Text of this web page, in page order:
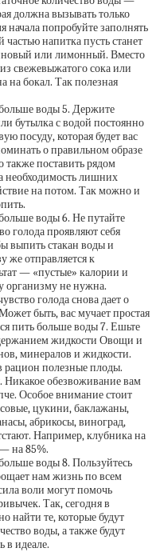
должна вызывать только
начала попробуйте заполнять
напитка пусть станет
или лимонный. Вместо
свежевыжатого сока или
на бокал. Так полезная
5. Держите
бутылка с водой постоянно
посуду, которая будет вас
о правильном образе
поставить рядом
необходимость лишних
на потом. Так можно и
6. Не путайте
голода проявляют себя
выпить стакан воды и
же отправляется к
— «пустые» калории и
организму не нужна.
голода снова дает о
быть, вас мучает простая
7. Ешьте
жидкости Овощи и
минералов и жидкости.
рацион полезные плоды.
Никакое обезвоживание вам
Особое внимание стоит
цукини, баклажаны,
абрикосы, виноград,
Например, клубника на
на 85%.
8. Пользуйтесь
нам жизнь по всем
воли могут помочь
Так, сегодня в
те, которые будут
воды, а также будут
в идеале.